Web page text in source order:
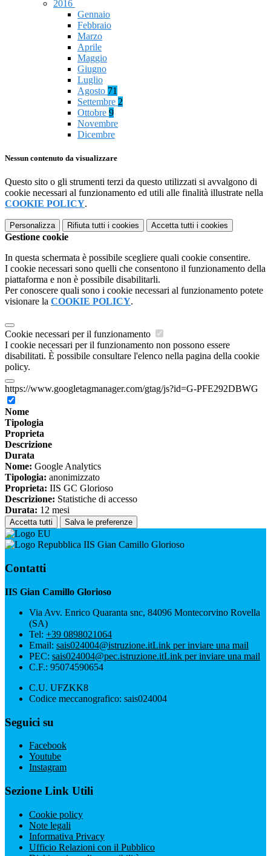
2016
Gennaio
Febbraio
Marzo
Aprile
Maggio
Giugno
Luglio
Agosto 71
Settembre 2
Ottobre 9
Novembre
Dicembre
Nessun contenuto da visualizzare
Questo sito o gli strumenti terzi da questo utilizzati si avvalgono di
cookie necessari al funzionamento ed utili alle finalità illustrate nella
COOKIE POLICY.
Personalizza Rifiuta tutti i cookies Accetta tutti i cookies
Gestione cookie
In questa schermata è possibile scegliere quali cookie consentire.
I cookie necessari sono quelli che consentono il funzionamento della
piattaforma e non è possibile disabilitarli.
Per conoscere quali sono i cookie necessari al funzionamento potete
visionare la COOKIE POLICY.
Cookie necessari per il funzionamento
I cookie necessari per il funzionamento non possono essere
disabilitati. È possibile consultare l'elenco nella pagina della cookie
policy.
https://www.googletagmanager.com/gtag/js?id=G-PFE292DBWG
Nome
Tipologia
Proprieta
Descrizione
Durata
Nome: Google Analytics
Tipologia: anonimizzato
Proprieta: IIS GC Glorioso
Descrizione: Statistiche di accesso
Durata: 12 mesi
Accetta tutti Salva le preferenze
IIS Gian Camillo Glorioso
Contatti
IIS Gian Camillo Glorioso
Via Avv. Enrico Quaranta snc, 84096 Montecorvino Rovella
(SA)
Tel: +39 0898021064
Email: sais024004@istruzione.itLink per inviare una mail
PEC: sais024004@pec.istruzione.itLink per inviare una mail
C.F.: 95074590654
C.U. UFZKK8
Codice meccanografico: sais024004
Seguici su
Facebook
Youtube
Instagram
Sezione Link Utili
Cookie policy
Note legali
Informativa Privacy
Ufficio Relazioni con il Pubblico